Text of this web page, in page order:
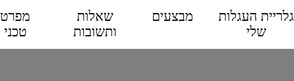
גלריית העגלות
שלי
מבצעים
שאלות
ותשובות
מפרט
טכני